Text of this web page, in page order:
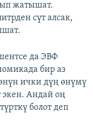
жатышат.
сүт алсак,
да ЭВФ
бир аз
ички дүң өнүмү
экен. Андай оң
болот деп